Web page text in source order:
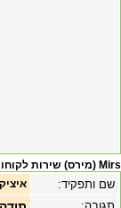
Mirs (מירס) שירות לקוחות
שם ותפקיד: